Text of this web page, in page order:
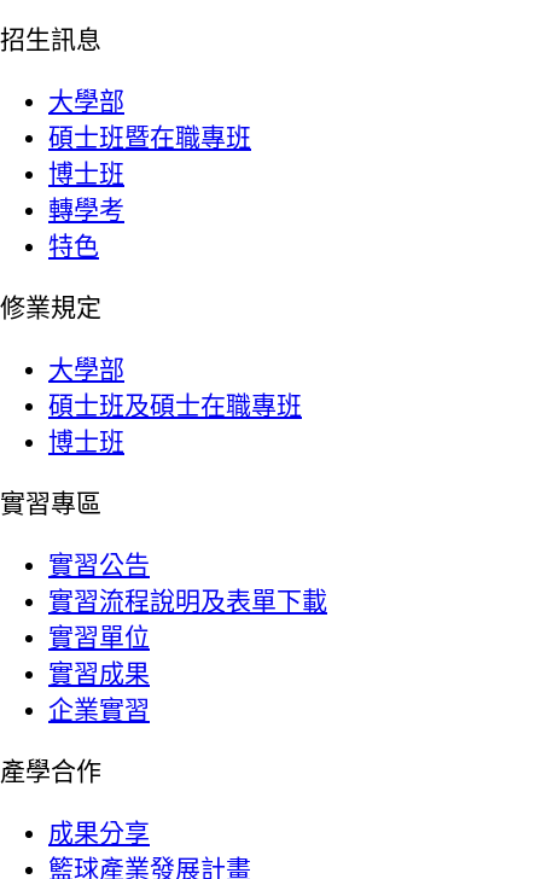
招生訊息
大學部
碩士班暨在職專班
博士班
轉學考
特色
修業規定
大學部
碩士班及碩士在職專班
博士班
實習專區
實習公告
實習流程說明及表單下載
實習單位
實習成果
企業實習
產學合作
成果分享
籃球產業發展計畫